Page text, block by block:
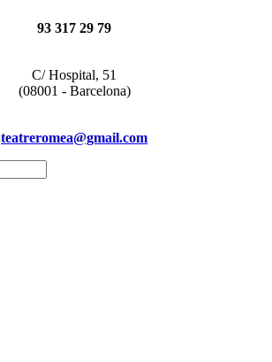
93 317 29 79
C/ Hospital, 51
(08001 - Barcelona)
teatreromea@gmail.com